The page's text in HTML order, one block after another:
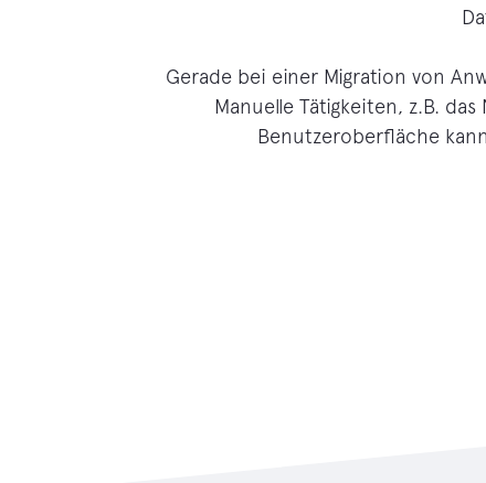
Gerade bei einer Migration von
Manuelle Tätigkeiten, z.B.
Benutzeroberfläche